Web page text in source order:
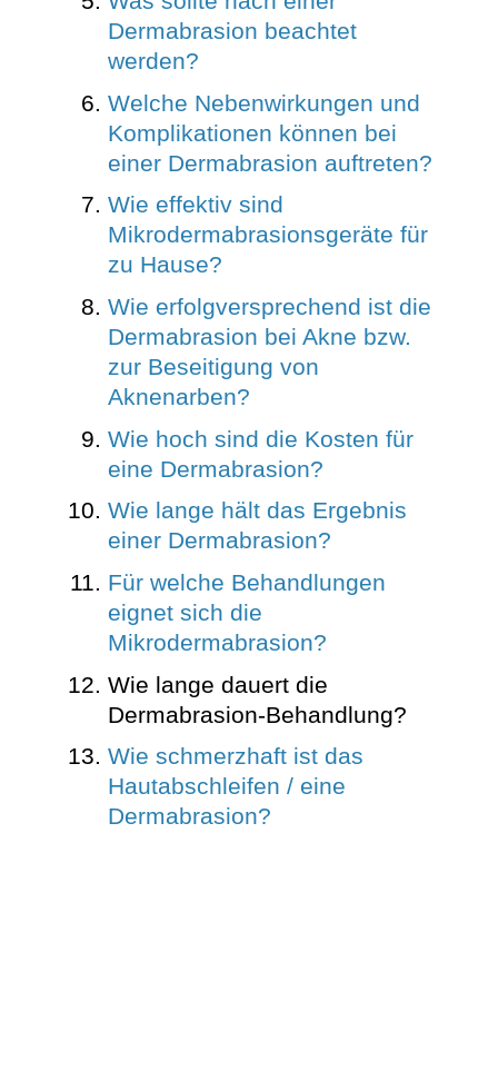
Dermabrasion beachtet
werden?
Welche Nebenwirkungen und
Komplikationen können bei
einer Dermabrasion auftreten?
Wie effektiv sind
Mikrodermabrasionsgeräte für
zu Hause?
Wie erfolgversprechend ist die
Dermabrasion bei Akne bzw.
zur Beseitigung von
Aknenarben?
Wie hoch sind die Kosten für
eine Dermabrasion?
Wie lange hält das Ergebnis
einer Dermabrasion?
Für welche Behandlungen
eignet sich die
Mikrodermabrasion?
Wie lange dauert die
Dermabrasion-Behandlung?
Wie schmerzhaft ist das
Hautabschleifen / eine
Dermabrasion?